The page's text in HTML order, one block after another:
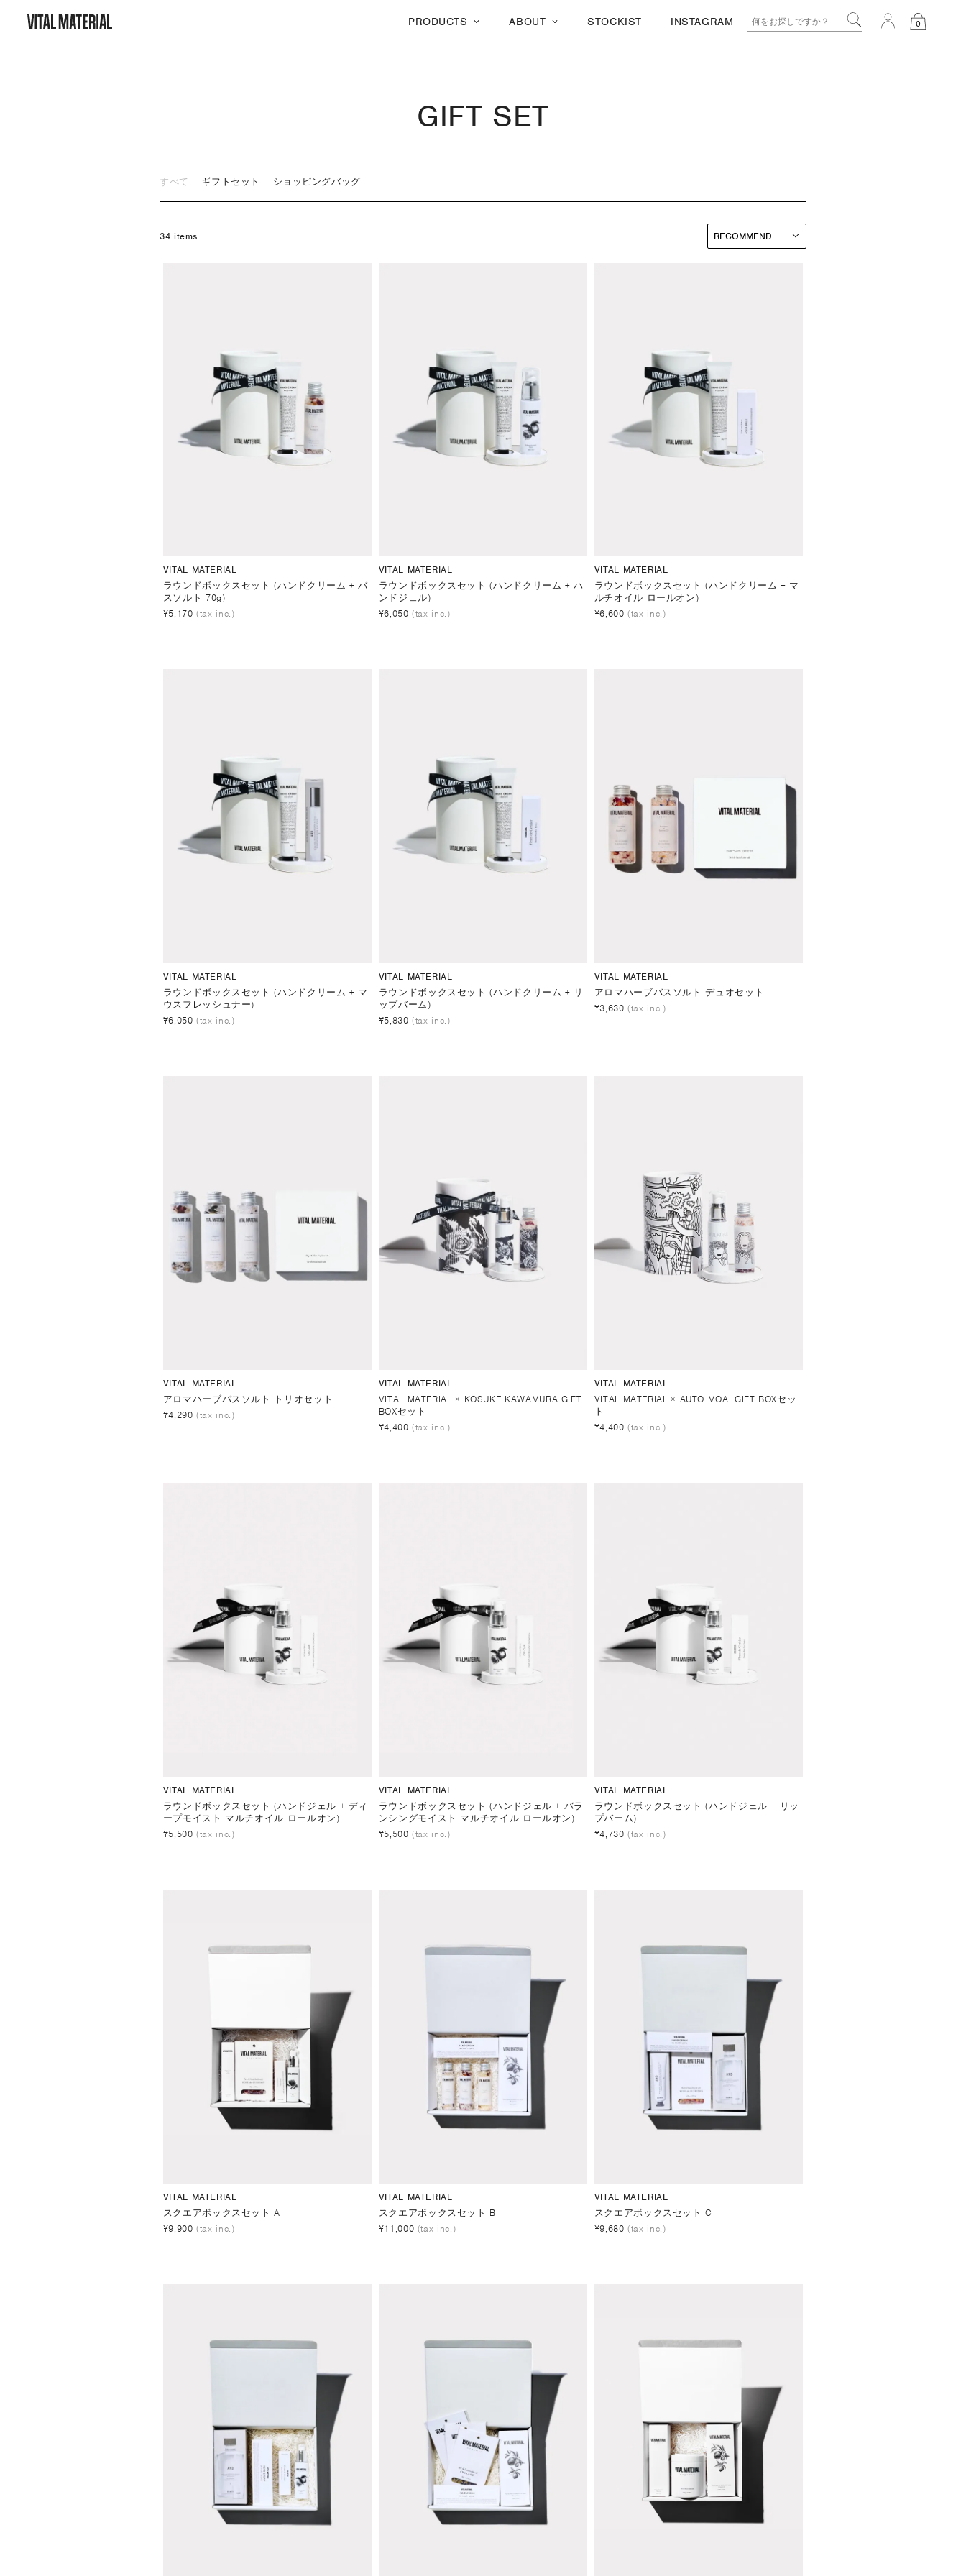
PRODUCTS ABOUT STOCKIST INSTAGRAM 0
GIFT SET
すべて ギフトセット ショッピングバッグ
34 items
VITAL MATERIAL
ラウンドボックスセット (ハンドクリーム + バ
スソルト 70g)
¥5,170 (tax inc.)
VITAL MATERIAL
ラウンドボックスセット (ハンドクリーム + ハ
ンドジェル)
¥6,050 (tax inc.)
VITAL MATERIAL
ラウンドボックスセット (ハンドクリーム + マ
ルチオイル ロールオン)
¥6,600 (tax inc.)
VITAL MATERIAL
ラウンドボックスセット (ハンドクリーム + マ
ウスフレッシュナー)
¥6,050 (tax inc.)
VITAL MATERIAL
ラウンドボックスセット (ハンドクリーム + リ
ップバーム)
¥5,830 (tax inc.)
VITAL MATERIAL
アロマハーブバスソルト デュオセット
¥3,630 (tax inc.)
VITAL MATERIAL
アロマハーブバスソルト トリオセット
¥4,290 (tax inc.)
VITAL MATERIAL
VITAL MATERIAL × KOSUKE KAWAMURA GIFT
BOXセット
¥4,400 (tax inc.)
VITAL MATERIAL
VITAL MATERIAL × AUTO MOAI GIFT BOXセッ
ト
¥4,400 (tax inc.)
VITAL MATERIAL
ラウンドボックスセット (ハンドジェル + ディ
ープモイスト マルチオイル ロールオン)
¥5,500 (tax inc.)
VITAL MATERIAL
ラウンドボックスセット (ハンドジェル + バラ
ンシングモイスト マルチオイル ロールオン)
¥5,500 (tax inc.)
VITAL MATERIAL
ラウンドボックスセット (ハンドジェル + リッ
プバーム)
¥4,730 (tax inc.)
VITAL MATERIAL
スクエアボックスセット A
¥9,900 (tax inc.)
VITAL MATERIAL
スクエアボックスセット B
¥11,000 (tax inc.)
VITAL MATERIAL
スクエアボックスセット C
¥9,680 (tax inc.)